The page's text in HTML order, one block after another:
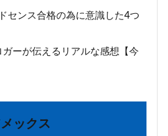
センス合格の為に意識した4つ
ガーが伝えるリアルな感想【今
ックス